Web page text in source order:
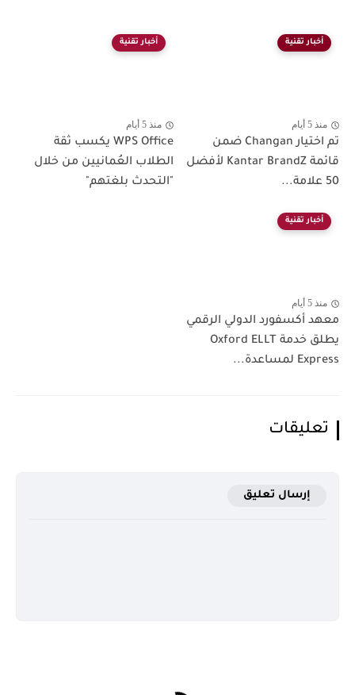
أخبار تقنية
منذ 5 أيام
تم اختيار Changan ضمن
قائمة Kantar BrandZ لأفضل
50 علامة...
أخبار تقنية
منذ 5 أيام
WPS Office يكسب ثقة
الطلاب العُمانيين من خلال
"التحدث بلغتهم"
أخبار تقنية
منذ 5 أيام
معهد أكسفورد الدولي الرقمي
يطلق خدمة Oxford ELLT
Express لمساعدة...
تعليقات
إرسال تعليق